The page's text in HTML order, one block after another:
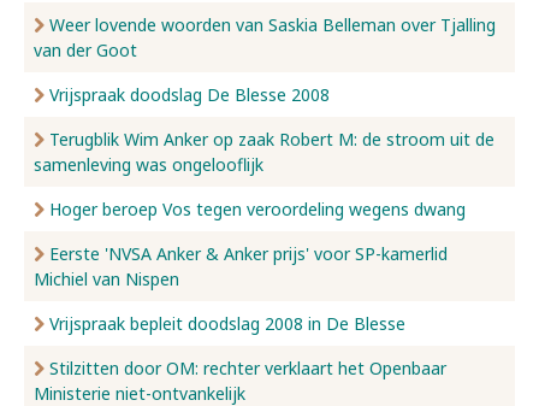
Weer lovende woorden van Saskia Belleman over Tjalling
van der Goot
Vrijspraak doodslag De Blesse 2008
Terugblik Wim Anker op zaak Robert M: de stroom uit de
samenleving was ongelooflijk
Hoger beroep Vos tegen veroordeling wegens dwang
Eerste 'NVSA Anker & Anker prijs' voor SP-kamerlid
Michiel van Nispen
Vrijspraak bepleit doodslag 2008 in De Blesse
Stilzitten door OM: rechter verklaart het Openbaar
Ministerie niet-ontvankelijk